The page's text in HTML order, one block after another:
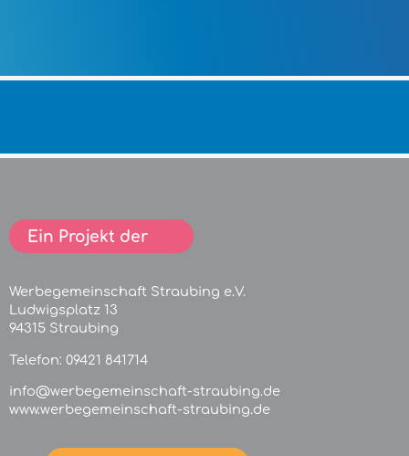
Ein Projekt der
Werbegemeinschaft Straubing e.V.
Ludwigsplatz 13
94315 Straubing
Telefon: 09421 841714
info@werbegemeinschaft-straubing.de
www.werbegemeinschaft-straubing.de